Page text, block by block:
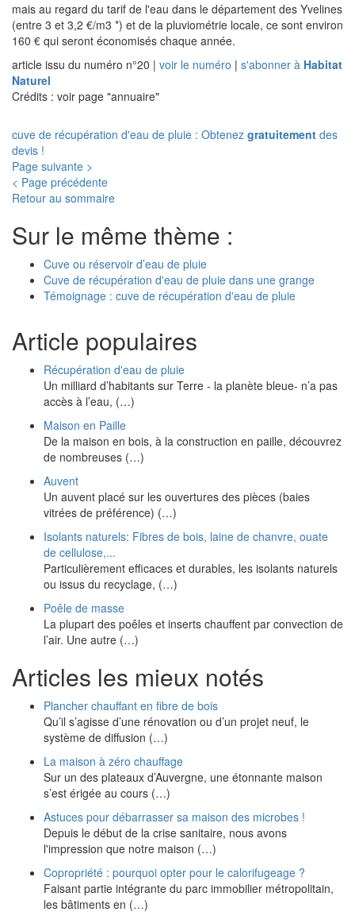
mais au regard du tarif de l'eau dans le département des Yvelines
(entre 3 et 3,2 €/m3 *) et de la pluviométrie locale, ce sont environ
160 € qui seront économisés chaque année.
article issu du numéro n°20 | voir le numéro | s'abonner à Habitat
Naturel
Crédits : voir page "annuaire"
cuve de récupération d'eau de pluie : Obtenez gratuitement des
devis !
Page suivante >
< Page précédente
Retour au sommaire
Sur le même thème :
Cuve ou réservoir d’eau de pluie
Cuve de récupération d'eau de pluie dans une grange
Témoignage : cuve de récupération d'eau de pluie
Article populaires
Récupération d'eau de pluie
Un milliard d’habitants sur Terre - la planète bleue- n’a pas
accès à l’eau, (…)
Maison en Paille
De la maison en bois, à la construction en paille, découvrez
de nombreuses (…)
Auvent
Un auvent placé sur les ouvertures des pièces (baies
vitrées de préférence) (…)
Isolants naturels: Fibres de bois, laine de chanvre, ouate
de cellulose,...
Particulièrement efficaces et durables, les isolants naturels
ou issus du recyclage, (…)
Poêle de masse
La plupart des poêles et inserts chauffent par convection de
l’air. Une autre (…)
Articles les mieux notés
Plancher chauffant en fibre de bois
Qu’il s’agisse d’une rénovation ou d’un projet neuf, le
système de diffusion (…)
La maison à zéro chauffage
Sur un des plateaux d’Auvergne, une étonnante maison
s’est érigée au cours (…)
Astuces pour débarrasser sa maison des microbes !
Depuis le début de la crise sanitaire, nous avons
l'impression que notre maison (…)
Copropriété : pourquoi opter pour le calorifugeage ?
Faisant partie intégrante du parc immobilier métropolitain,
les bâtiments en (…)